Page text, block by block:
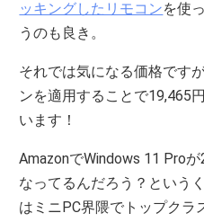
ッキングしたリモコンを使
うのも良き。
それでは気になる価格です
ンを適用することで19,465
います！
AmazonでWindows 11 Pro
なってるんだろう？という
はミニPC界隈でトップクラ